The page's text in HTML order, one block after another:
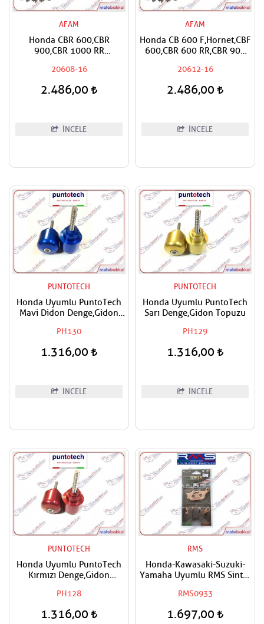
AFAM
Honda CBR 600,CBR
900,CBR 1000 RR
Uyumlu AFAM Ön Dişli
20608-16
2.486,00
İNCELE
AFAM
Honda CB 600 F,Hornet,CBF
600,CBR 600 RR,CBR 900
RR,Fireblade,CRF 1000
Africa Twin,XL 1000 V
Varadero,CMX 1100
20612-16
2.486,00
İNCELE
PUNTOTECH
Honda Uyumlu PuntoTech
Mavi Didon Denge,Gidon
PH130
1.316,00
İNCELE
PUNTOTECH
Honda Uyumlu PuntoTech
Sarı Denge,Gidon Topuzu
PH129
1.316,00
İNCELE
PUNTOTECH
Honda Uyumlu PuntoTech
Kırmızı Denge,Gidon
PH128
1.316,00
RMS
Honda-Kawasaki-Suzuki-
Yamaha Uyumlu RMS Sinter
RMS0933
1.697,00